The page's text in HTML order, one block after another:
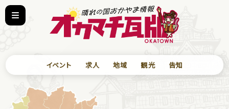
イベント 求人 地域 観光 告知